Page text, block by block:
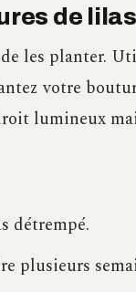
de
les planter.
votre
lumineux
détrempé.
plusieurs